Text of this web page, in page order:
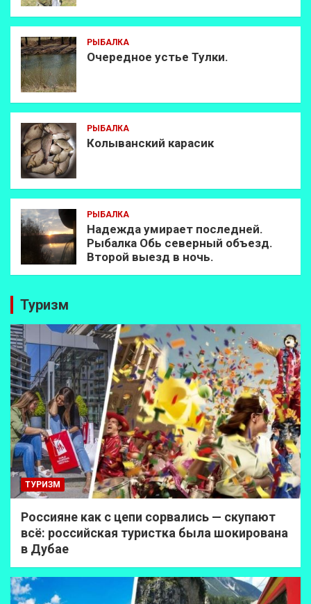
РЫБАЛКА
Очередное устье Тулки.
РЫБАЛКА
Колыванский карасик
РЫБАЛКА
Надежда умирает последней.
Рыбалка Обь северный объезд.
Второй выезд в ночь.
Туризм
ТУРИЗМ
Россияне как с цепи сорвались — скупают
всё: российская туристка была шокирована
в Дубае